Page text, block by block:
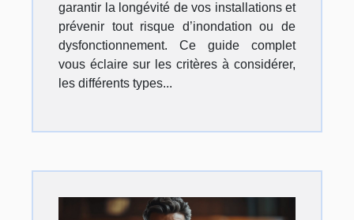
garantir la longévité de vos installations et
prévenir tout risque d’inondation ou de
dysfonctionnement. Ce guide complet
vous éclaire sur les critères à considérer,
les différents types...